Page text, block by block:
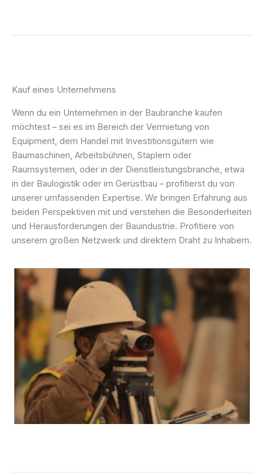
Kauf eines Unternehmens
Wenn du ein Unternehmen in der Baubranche kaufen
möchtest – sei es im Bereich der Vermietung von
Equipment, dem Handel mit Investitionsgütern wie
Baumaschinen, Arbeitsbühnen, Staplern oder
Raumsystemen, oder in der Dienstleistungsbranche, etwa
in der Baulogistik oder im Gerüstbau – profitierst du von
unserer umfassenden Expertise. Wir bringen Erfahrung aus
beiden Perspektiven mit und verstehen die Besonderheiten
und Herausforderungen der Bauindustrie. Profitiere von
unserem großen Netzwerk und direktem Draht zu Inhabern.